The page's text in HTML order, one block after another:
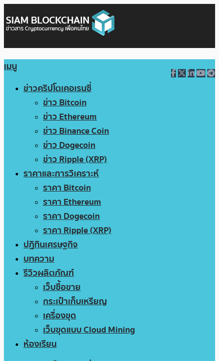
เมนู
ข่าวคริปโตเคอเรนซี่
ข่าว Bitcoin
ข่าว Ethereum
ข่าว Binance Coin
ข่าว Dogecoin
ข่าว Ripple (XRP)
ราคาและการวิเคราะห์
ราคา Bitcoin
ราคา Ethereum
ราคา Dogecoin
ราคา Ripple (XRP)
ปฏิทินเศรษฐกิจ
บทความ
รีวิวผลิตภัณฑ์
เว็บซื้อขาย
กระเป๋าเก็บเหรียญ
เครื่องขุด
เว็บขุดแบบ Cloud Mining
ห้องเรียน